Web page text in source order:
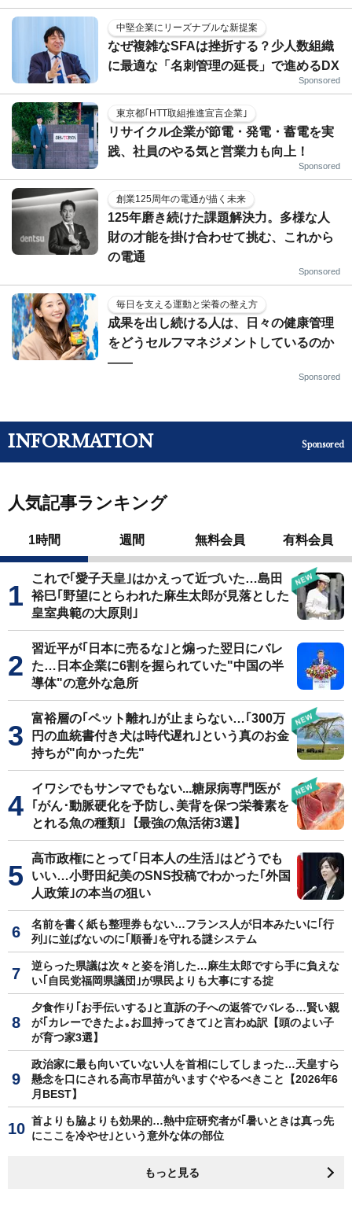
中堅企業にリーズナブルな新提案
なぜ複雑なSFAは挫折する？少人数組織
に最適な「名刺管理の延長」で進めるDX
Sponsored
東京都｢HTT取組推進宣言企業｣
リサイクル企業が節電・発電・蓄電を実
践、社員のやる気と営業力も向上！
Sponsored
創業125周年の電通が描く未来
125年磨き続けた課題解決力。多様な人
財の才能を掛け合わせて挑む、これから
の電通
Sponsored
毎日を支える運動と栄養の整え方
成果を出し続ける人は、日々の健康管理
をどうセルフマネジメントしているのか
——
Sponsored
INFORMATION Sponsored
人気記事ランキング
1時間 週間 無料会員 有料会員
これで｢愛子天皇｣はかえって近づいた…島田
裕巳｢野望にとらわれた麻生太郎が見落とした
皇室典範の大原則｣
習近平が｢日本に売るな｣と煽った翌日にバレ
た…日本企業に6割を握られていた"中国の半
導体"の意外な急所
富裕層の｢ペット離れ｣が止まらない…｢300万
円の血統書付き犬は時代遅れ｣という真のお金
持ちが"向かった先"
イワシでもサンマでもない...糖尿病専門医が
｢がん･動脈硬化を予防し､美背を保つ栄養素を
とれる魚の種類｣【最強の魚活術3選】
高市政権にとって｢日本人の生活｣はどうでも
いい…小野田紀美のSNS投稿でわかった｢外国
人政策｣の本当の狙い
名前を書く紙も整理券もない…フランス人が日本みたいに｢行
列｣に並ばないのに｢順番｣を守れる謎システム
逆らった県議は次々と姿を消した…麻生太郎ですら手に負えな
い｢自民党福岡県議団｣が県民よりも大事にする掟
夕食作り｢お手伝いする｣と直訴の子への返答でバレる…賢い親
が｢カレーできたよ｡お皿持ってきて｣と言わぬ訳【頭のよい子
が育つ家3選】
政治家に最も向いていない人を首相にしてしまった…天皇すら
懸念を口にされる高市早苗がいますぐやるべきこと【2026年6
月BEST】
首よりも脇よりも効果的…熱中症研究者が｢暑いときは真っ先
にここを冷やせ｣という意外な体の部位
もっと見る